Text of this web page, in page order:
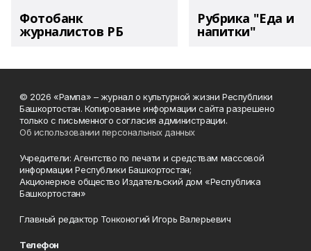
Фотобанк
журналистов РБ
Рубрика "Еда и
напитки"
© 2026 «Рампа» – журнал о культурной жизни Республики
Башкортостан. Копирование информации сайта разрешено
только с письменного согласия администрации.
Об использовании персональных данных
Учредители: Агентство по печати и средствам массовой
информации Республики Башкортостан;
Акционерное общество Издательский дом «Республика
Башкортостан»
Главный редактор Тонконогий Игорь Валерьевич
Телефон